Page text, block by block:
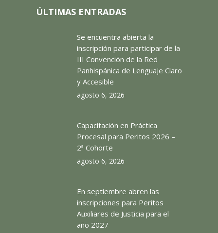
ÚLTIMAS ENTRADAS
Se encuentra abierta la
inscripción para participar de la
III Convención de la Red
Panhispánica de Lenguaje Claro
y Accesible
agosto 6, 2026
Capacitación en Práctica
Procesal para Peritos 2026 –
2ª Cohorte
agosto 6, 2026
En septiembre abren las
inscripciones para Peritos
Auxiliares de Justicia para el
año 2027